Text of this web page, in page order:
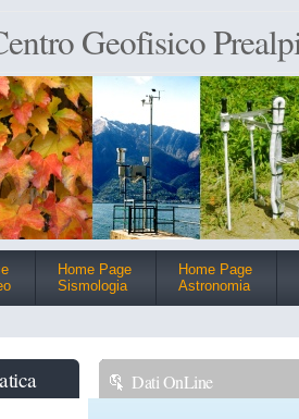
Geofisico
Home Page
Sismologia
Home Page
Astronomia
Dati OnLine